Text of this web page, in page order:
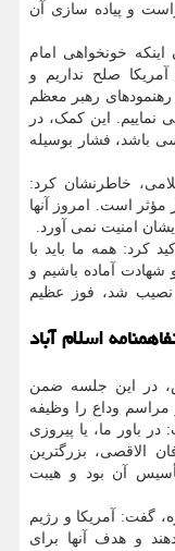
و پیاده سازی آن
خونخواهی امام
صلح نداریم و
رهبر معظم
نماییم. این کمک، در
باشد، فشار بوسیله
خاطرنشان کرد:
است. امروز آنها
امنیت نمی آورد.
کرد: همه ما باید با
شهادت آماده باشیم و
شد، فوز عظیم
اسلام آباد
در این جلسه ضمن
وداع را وظیفه
باور ما، یا پیروزی
الاقصی، بزرگترین
آن بود و هیبت
گفت: آمریکا و رژیم
و هدف آنها برای